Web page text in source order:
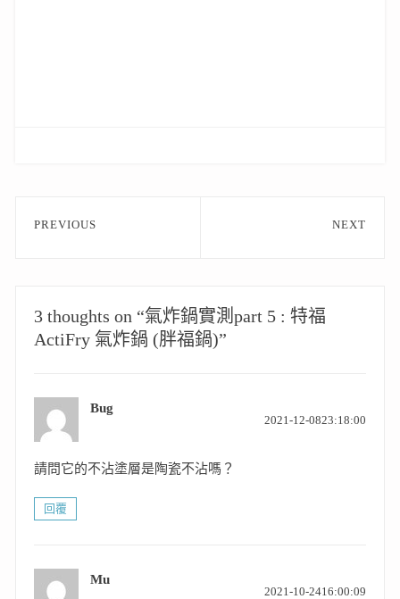
文
PREVIOUS NEXT
3 thoughts on “氣炸鍋實測part 5 : 特福
ActiFry 氣炸鍋 (胖福鍋)”
Bug
2021-12-0823:18:00
請問它的不沾塗層是陶瓷不沾嗎？
回覆
Mu
2021-10-2416:00:09